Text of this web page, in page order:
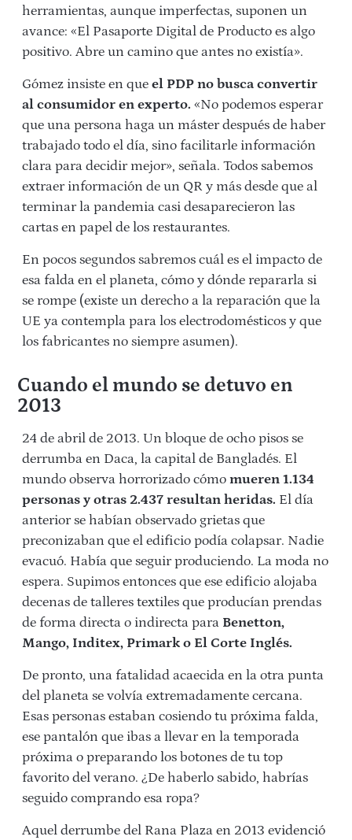
herramientas, aunque imperfectas, suponen un
avance: «El Pasaporte Digital de Producto es algo
positivo. Abre un camino que antes no existía».
Gómez insiste en que el PDP no busca convertir
al consumidor en experto. «No podemos esperar
que una persona haga un máster después de haber
trabajado todo el día, sino facilitarle información
clara para decidir mejor», señala. Todos sabemos
extraer información de un QR y más desde que al
terminar la pandemia casi desaparecieron las
cartas en papel de los restaurantes.
En pocos segundos sabremos cuál es el impacto de
esa falda en el planeta, cómo y dónde repararla si
se rompe (existe un derecho a la reparación que la
UE ya contempla para los electrodomésticos y que
los fabricantes no siempre asumen).
Cuando el mundo se detuvo en
2013
24 de abril de 2013. Un bloque de ocho pisos se
derrumba en Daca, la capital de Bangladés. El
mundo observa horrorizado cómo mueren 1.134
personas​​ y otras 2.437 resultan heridas.​​​​​ El día
anterior se habían observado grietas que
preconizaban que el edificio podía colapsar. Nadie
evacuó. Había que seguir produciendo. La moda no
espera. Supimos entonces que ese edificio alojaba
decenas de talleres textiles que producían prendas
de forma directa o indirecta para Benetton,
Mango, Inditex, Primark o El Corte Inglés.
De pronto, una fatalidad acaecida en la otra punta
del planeta se volvía extremadamente cercana.
Esas personas estaban cosiendo tu próxima falda,
ese pantalón que ibas a llevar en la temporada
próxima o preparando los botones de tu top
favorito del verano. ¿De haberlo sabido, habrías
seguido comprando esa ropa?
Aquel derrumbe del Rana Plaza en 2013 evidenció